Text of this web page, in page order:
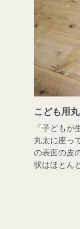
こども用
「子ども
丸太に座っ
の表面の皮
状はほとん